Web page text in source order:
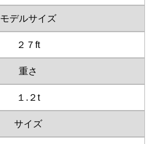
モデルサイズ
２７ft
重さ
１.２t
サイズ